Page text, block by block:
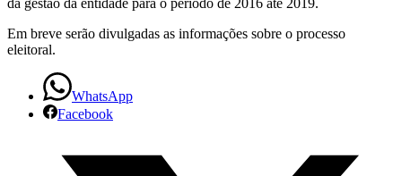
e
inicia
processo
de
eleição
Em breve serão divulgadas as informações sobre o processo
eleitoral.
WhatsApp
Facebook